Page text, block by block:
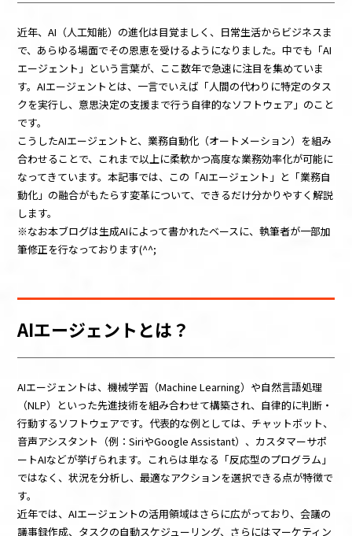
近年、AI（人工知能）の進化は目覚ましく、日常生活からビジネスま
で、あらゆる場面でその恩恵を受けるようになりました。中でも「AI
エージェント」という言葉が、ここ数年で急速に注目を集めていま
す。AIエージェントとは、一言でいえば「人間の代わりに特定のタス
クを実行し、意思決定の支援まで行う自律的なソフトウェア」のこと
です。
こうしたAIエージェントと、業務自動化（オートメーション）を組み
合わせることで、これまで以上に柔軟かつ高度な業務効率化が可能に
なってきています。本記事では、この「AIエージェント」と「業務自
動化」の融合がもたらす変革について、できるだけ分かりやすく解説
します。
※なお本ブログは生成AIによって書かれたベースに、執筆者が一部加
筆修正を行なっております(^^;
AIエージェントとは？
AIエージェントは、機械学習（Machine Learning）や自然言語処理
（NLP）といった先進技術を組み合わせて構築され、自律的に判断・
行動するソフトウェアです。代表的な例としては、チャットボット、
音声アシスタント（例：SiriやGoogle Assistant）、カスタマーサポ
ートAIなどが挙げられます。これらは単なる「反応型のプログラム」
ではなく、状況を分析し、最適なアクションを選択できる点が特徴で
す。
近年では、AIエージェントの活用領域はさらに広がっており、会議の
議事録作成、タスクの自動スケジューリング、さらにはマーケティン